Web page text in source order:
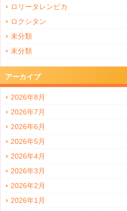
ロリータレンピカ
ロクシタン
未分類
未分類
アーカイブ
2026年8月
2026年7月
2026年6月
2026年5月
2026年4月
2026年3月
2026年2月
2026年1月